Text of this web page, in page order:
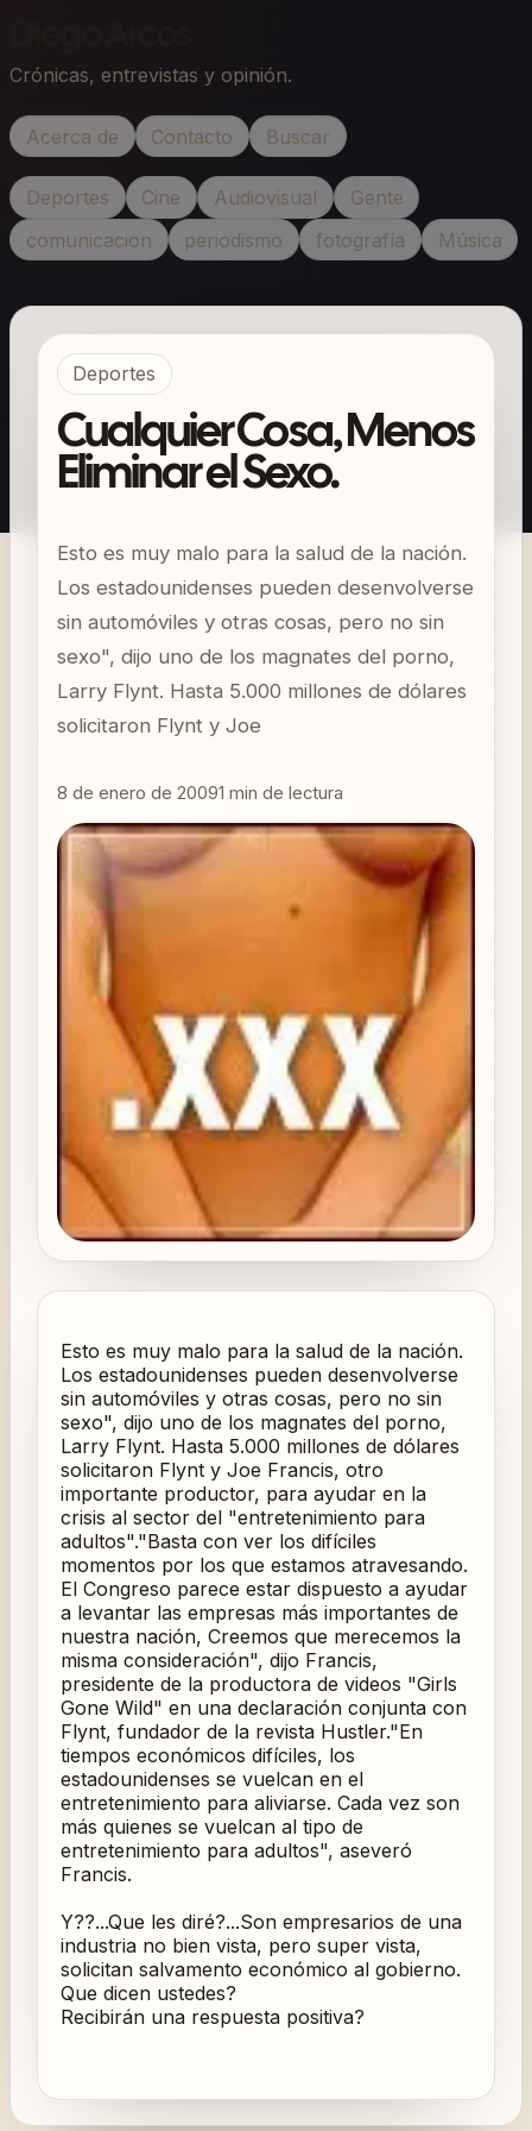
Crónicas, entrevistas y opinión.
Acerca de Contacto Buscar
Deportes Cine Audiovisual
Gente
comunicacion
periodismo fotografía Música
Deportes
Cualquier Cosa, Menos
Eliminar el Sexo.
Esto es muy malo para la salud de la nación.
Los estadounidenses pueden desenvolverse
sin automóviles y otras cosas, pero no sin
sexo", dijo uno de los magnates del porno,
Larry Flynt. Hasta 5.000 millones de dólares
solicitaron Flynt y Joe
8 de enero de 20091 min de lectura
Esto es muy malo para la salud de la nación.
Los estadounidenses pueden desenvolverse
sin automóviles y otras cosas, pero no sin
sexo", dijo uno de los magnates del porno,
Larry Flynt. Hasta 5.000 millones de dólares
solicitaron Flynt y Joe Francis, otro
importante productor, para ayudar en la
crisis al sector del "entretenimiento para
adultos"."Basta con ver los difíciles
momentos por los que estamos atravesando.
El Congreso parece estar dispuesto a ayudar
a levantar las empresas más importantes de
nuestra nación, Creemos que merecemos la
misma consideración", dijo Francis,
presidente de la productora de videos "Girls
Gone Wild" en una declaración conjunta con
Flynt, fundador de la revista Hustler."En
tiempos económicos difíciles, los
estadounidenses se vuelcan en el
entretenimiento para aliviarse. Cada vez son
más quienes se vuelcan al tipo de
entretenimiento para adultos", aseveró
Francis.
Y??...Que les diré?...Son empresarios de una
industria no bien vista, pero super vista,
solicitan salvamento económico al gobierno.
Que dicen ustedes?
Recibirán una respuesta positiva?